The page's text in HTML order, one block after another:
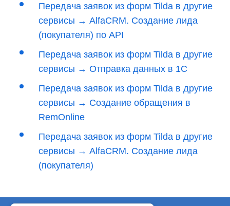
Передача заявок из форм Tilda в другие
сервисы → AlfaCRM. Создание лида
(покупателя) по API
Передача заявок из форм Tilda в другие
сервисы → Отправка данных в 1С
Передача заявок из форм Tilda в другие
сервисы → Создание обращения в
RemOnline
Передача заявок из форм Tilda в другие
сервисы → AlfaCRM. Создание лида
(покупателя)